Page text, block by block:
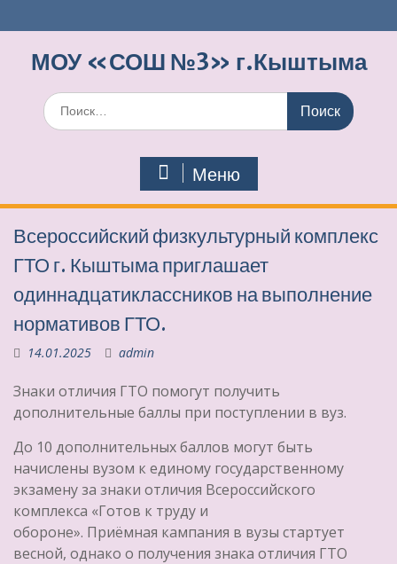
к
МОУ «СОШ №3» г.Кыштыма
Поиск
по:
Меню
Всероссийский физкультурный комплекс
ГТО г. Кыштыма приглашает
одиннадцатиклассников на выполнение
нормативов ГТО.
14.01.2025 admin
Знаки отличия ГТО помогут получить
дополнительные баллы при поступлении в вуз.
До 10 дополнительных баллов могут быть
начислены вузом к единому государственному
экзамену за знаки отличия Всероссийского
комплекса «Готов к труду и
обороне». Приёмная кампания в вузы стартует
весной, однако о получения знака отличия ГТО